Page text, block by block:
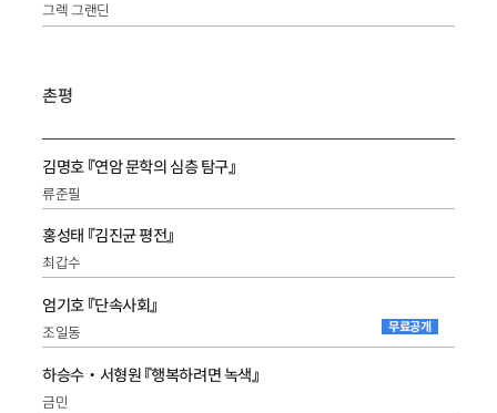
그렉 그랜딘
촌평
김명호 『연암 문학의 심층 탐구』
류준필
홍성태 『김진균 평전』
최갑수
엄기호 『단속사회』
조일동 무료공개
하승수‧서형원 『행복하려면 녹색』
금민